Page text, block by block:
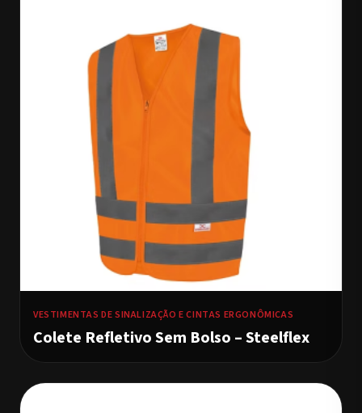
VESTIMENTAS DE SINALIZAÇÃO E CINTAS ERGONÔMICAS
Colete Refletivo Sem Bolso – Steelflex